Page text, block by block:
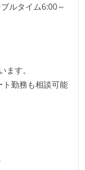
行っている
ルで管理している
ジは Pull Request
で実行できる）
as
ルタイム6:00～
ます。
勤務も相談可能